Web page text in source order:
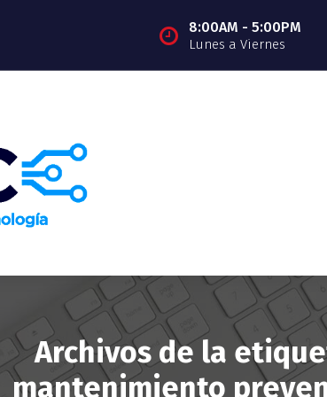
8:00AM - 5:00PM
Lunes a Viernes
Archivos de la
mantenimiento